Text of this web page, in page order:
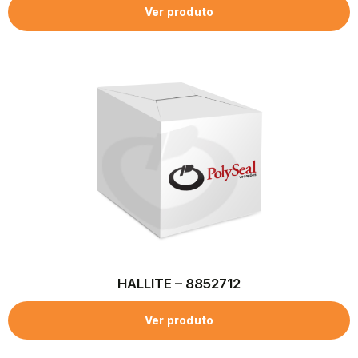
Ver produto
HALLITE – 8852712
Ver produto